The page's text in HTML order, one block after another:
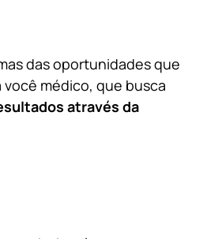
das oportunidades que
você médico, que busca
através da